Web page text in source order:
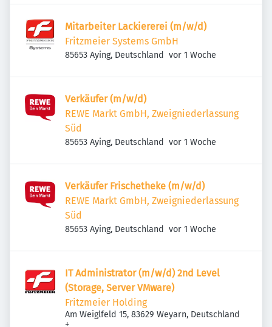
Mitarbeiter Lackiererei (m/w/d)
Fritzmeier Systems GmbH
85653 Aying, Deutschland Veröffentlicht
vor 1 Woche
Verkäufer (m/w/d)
REWE Markt GmbH, Zweigniederlassung
Süd
85653 Aying, Deutschland Veröffentlicht
vor 1 Woche
Verkäufer Frischetheke (m/w/d)
REWE Markt GmbH, Zweigniederlassung
Süd
85653 Aying, Deutschland Veröffentlicht
vor 1 Woche
IT Administrator (m/w/d) 2nd Level
(Storage, Server VMware)
Fritzmeier Holding
Am Weiglfeld 15, 83629 Weyarn, Deutschland
+